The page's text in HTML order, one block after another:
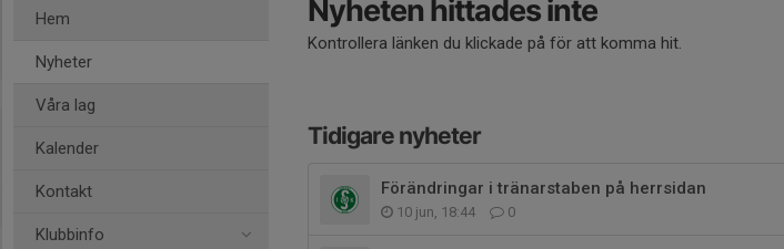
Hem
Nyheter
Våra lag
Kalender
Kontakt
Klubbinfo
Nyheten hittades inte
Kontrollera länken du klickade på för att komma hit.
Tidigare nyheter
Förändringar i tränarstaben på herrsidan
10 jun, 18:44 0